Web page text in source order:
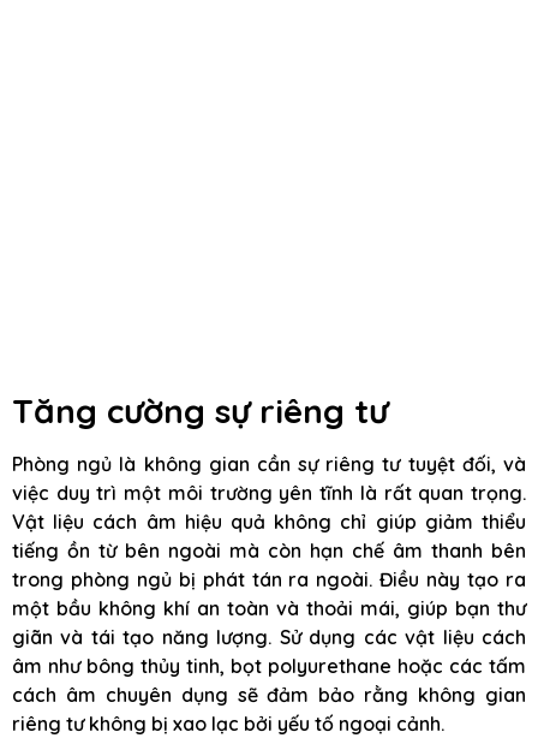
Tăng cường sự riêng tư
Phòng ngủ là không gian cần sự riêng tư tuyệt đối, và
việc duy trì một môi trường yên tĩnh là rất quan trọng.
Vật liệu cách âm hiệu quả không chỉ giúp giảm thiểu
tiếng ồn từ bên ngoài mà còn hạn chế âm thanh bên
trong phòng ngủ bị phát tán ra ngoài. Điều này tạo ra
một bầu không khí an toàn và thoải mái, giúp bạn thư
giãn và tái tạo năng lượng. Sử dụng các vật liệu cách
âm như bông thủy tinh, bọt polyurethane hoặc các tấm
cách âm chuyên dụng sẽ đảm bảo rằng không gian
riêng tư không bị xao lạc bởi yếu tố ngoại cảnh.